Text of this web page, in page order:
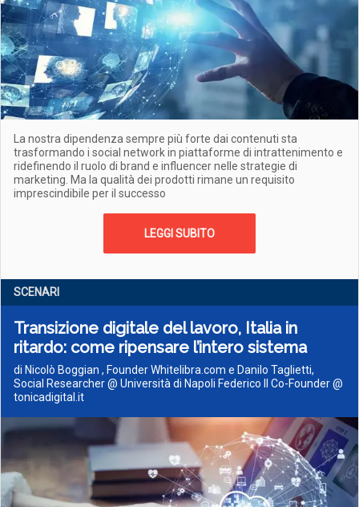
La nostra dipendenza sempre più forte dai contenuti sta
trasformando i social network in piattaforme di intrattenimento e
ridefinendo il ruolo di brand e influencer nelle strategie di
marketing. Ma la qualità dei prodotti rimane un requisito
imprescindibile per il successo
LEGGI SUBITO
SCENARI
Transizione digitale del lavoro, Italia in
ritardo: come ripensare l’intero sistema
di Nicolò Boggian , Founder Whitelibra.com e Danilo Taglietti,
Social Researcher @ Università di Napoli Federico II Co-Founder @
tonicadigital.it